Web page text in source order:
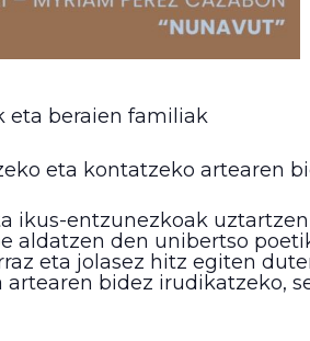
eta beraien familiak
eta kontatzeko artearen
ikus-entzunezkoak
aldatzen den unibertso
eta jolasez hitz egiten
bidez irudikatzeko,